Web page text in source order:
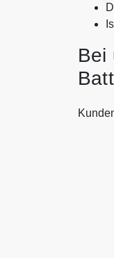
Bei